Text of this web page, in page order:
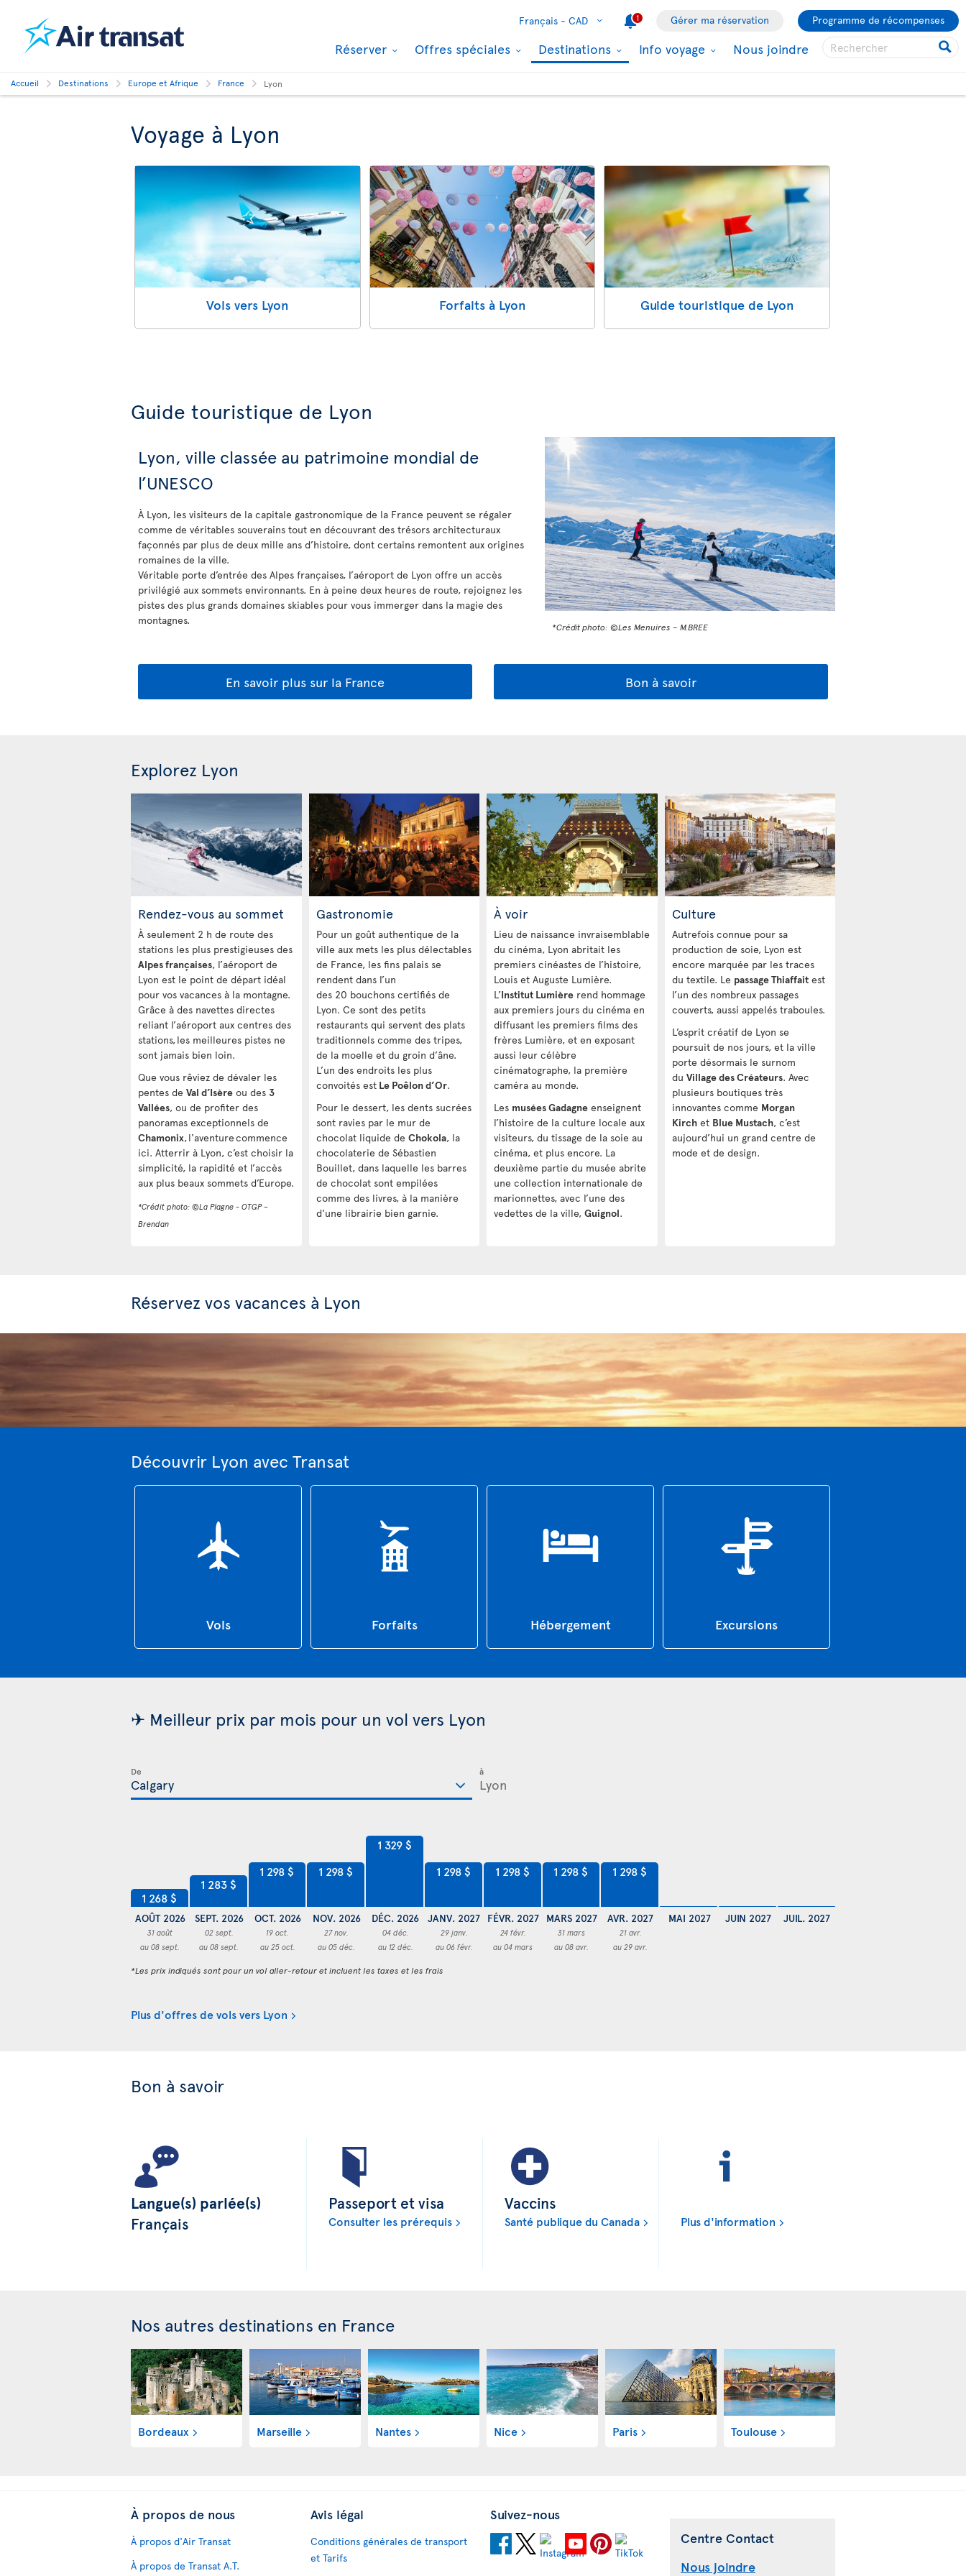
Français - CAD 1 Gérer ma réservation Programme de récompenses
Réserver Offres spéciales Destinations Info voyage Nous joindre
Accueil Destinations Europe et Afrique France Lyon
Voyage à Lyon
Vols vers Lyon Forfaits à Lyon Guide touristique de Lyon
Guide touristique de Lyon
Lyon, ville classée au patrimoine mondial de
l’UNESCO
À Lyon, les visiteurs de la capitale gastronomique de la France peuvent se régaler
comme de véritables souverains tout en découvrant des trésors architecturaux
façonnés par plus de deux mille ans d’histoire, dont certains remontent aux origines
romaines de la ville.
Véritable porte d’entrée des Alpes françaises, l’aéroport de Lyon offre un accès
privilégié aux sommets environnants. En à peine deux heures de route, rejoignez les
pistes des plus grands domaines skiables pour vous immerger dans la magie des
montagnes.
*Crédit photo: ©Les Menuires – M.BREE
En savoir plus sur la France Bon à savoir
Explorez Lyon
Rendez-vous au sommet
À seulement 2 h de route des
stations les plus prestigieuses des
Alpes françaises, l’aéroport de
Lyon est le point de départ idéal
pour vos vacances à la montagne.
Grâce à des navettes directes
reliant l’aéroport aux centres des
stations, les meilleures pistes ne
sont jamais bien loin.
Que vous rêviez de dévaler les
pentes de Val d’Isère ou des 3
Vallées, ou de profiter des
panoramas exceptionnels de
Chamonix, l'aventure commence
ici. Atterrir à Lyon, c’est choisir la
simplicité, la rapidité et l’accès
aux plus beaux sommets d’Europe.
*Crédit photo: ©La Plagne - OTGP –
Brendan
Gastronomie
Pour un goût authentique de la
ville aux mets les plus délectables
de France, les fins palais se
rendent dans l’un
des 20 bouchons certifiés de
Lyon. Ce sont des petits
restaurants qui servent des plats
traditionnels comme des tripes,
de la moelle et du groin d’âne.
L’un des endroits les plus
convoités estLe Poêlon d’Or.
Pour le dessert, les dents sucrées
sont ravies par le mur de
chocolat liquide de Chokola, la
chocolaterie de Sébastien
Bouillet, dans laquelle les barres
de chocolat sont empilées
comme des livres, à la manière
d'une librairie bien garnie.
À voir
Lieu de naissance invraisemblable
du cinéma, Lyon abritait les
premiers cinéastes de l’histoire,
Louis et Auguste Lumière.
L’Institut Lumière rend hommage
aux premiers jours du cinéma en
diffusant les premiers films des
frères Lumière, et en exposant
aussi leur célèbre
cinématographe, la première
caméra au monde.
Les musées Gadagne enseignent
l’histoire de la culture locale aux
visiteurs, du tissage de la soie au
cinéma, et plus encore. La
deuxième partie du musée abrite
une collection internationale de
marionnettes, avec l’une des
vedettes de la ville, Guignol.
Culture
Autrefois connue pour sa
production de soie, Lyon est
encore marquée par les traces
du textile. Le passage Thiaffaitest
l’un des nombreux passages
couverts, aussi appelés traboules.
L’esprit créatif de Lyon se
poursuit de nos jours, et la ville
porte désormais le surnom
du Village des Créateurs. Avec
plusieurs boutiques très
innovantes comme Morgan
Kirchet Blue Mustach, c’est
aujourd’hui un grand centre de
mode et de design.
Réservez vos vacances à Lyon
Découvrir Lyon avec Transat
Vols Forfaits Hébergement Excursions
✈ Meilleur prix par mois pour un vol vers Lyon
De à
1 268 $
AOÛT 2026
31 août
au 08 sept.
1 283 $
SEPT. 2026
02 sept.
au 08 sept.
1 298 $
OCT. 2026
19 oct.
au 25 oct.
1 298 $
NOV. 2026
27 nov.
au 05 déc.
1 329 $
DÉC. 2026
04 déc.
au 12 déc.
1 298 $
JANV. 2027
29 janv.
au 06 févr.
1 298 $
FÉVR. 2027
24 févr.
au 04 mars
1 298 $
MARS 2027
31 mars
au 08 avr.
1 298 $
AVR. 2027
21 avr.
au 29 avr.
MAI 2027 JUIN 2027 JUIL. 2027
*Les prix indiqués sont pour un vol aller-retour et incluent les taxes et les frais
Plus d'offres de vols vers Lyon
Bon à savoir
Langue(s) parlée(s)
Français
Passeport et visa
Consulter les prérequis
Vaccins
Santé publique du Canada Plus d'information
Nos autres destinations en France
Bordeaux Marseille Nantes Nice Paris Toulouse
À propos de nous
À propos d'Air Transat
À propos de Transat A.T.
Avis légal
Conditions générales de transport
et Tarifs
Suivez-nous
Centre Contact
Nous joindre